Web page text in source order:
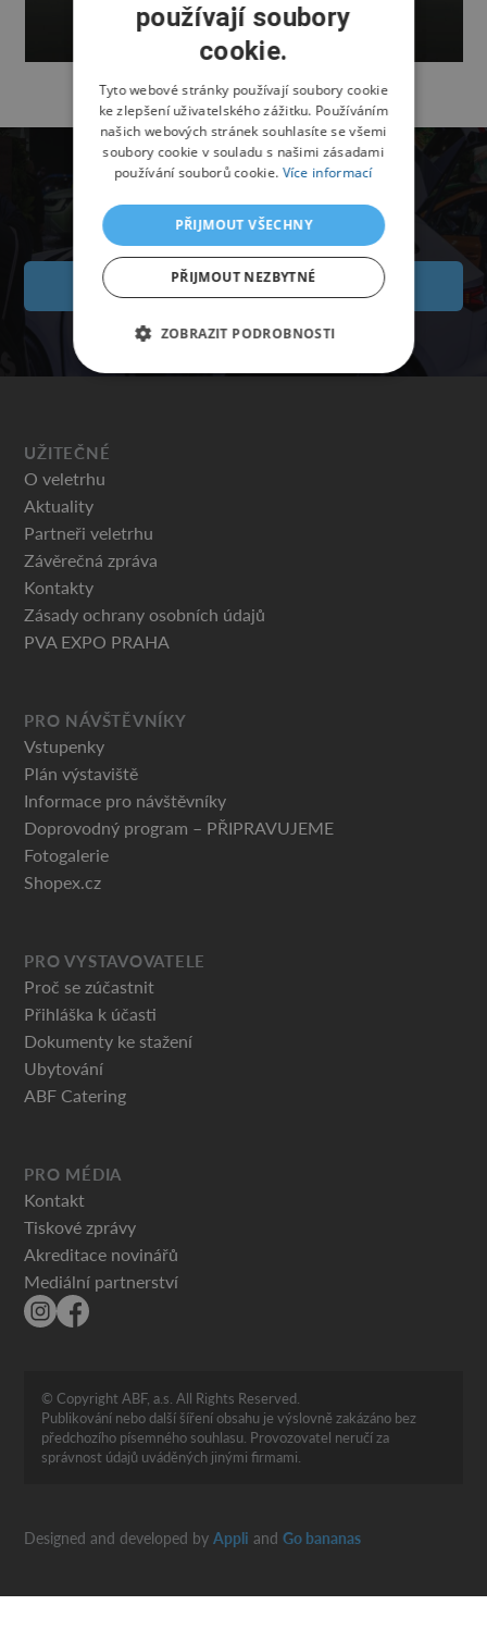
VSTUPENKY
UŽITEČNÉ
O veletrhu
Aktuality
Partneři veletrhu
Závěrečná zpráva
Kontakty
Zásady ochrany osobních údajů
PVA EXPO PRAHA
PRO NÁVŠTĚVNÍKY
Vstupenky
Plán výstaviště
Informace pro návštěvníky
Doprovodný program – PŘIPRAVUJEME
Fotogalerie
Shopex.cz
PRO VYSTAVOVATELE
Proč se zúčastnit
Přihláška k účasti
Dokumenty ke stažení
Ubytování
ABF Catering
PRO MÉDIA
Kontakt
Tiskové zprávy
Akreditace novinářů
Mediální partnerství
© Copyright ABF, a.s. All Rights Reserved.
Publikování nebo další šíření obsahu je výslovně zakázáno bez
předchozího písemného souhlasu. Provozovatel neručí za
správnost údajů uváděných jinými firmami.
Designed and developed byAppli andGo bananas
používají soubory
cookie.
Tyto webové stránky používají soubory cookie
ke zlepšení uživatelského zážitku. Používáním
našich webových stránek souhlasíte se všemi
soubory cookie v souladu s našimi zásadami
používání souborů cookie. Více informací
PŘIJMOUT VŠECHNY
PŘIJMOUT NEZBYTNÉ
ZOBRAZIT PODROBNOSTI